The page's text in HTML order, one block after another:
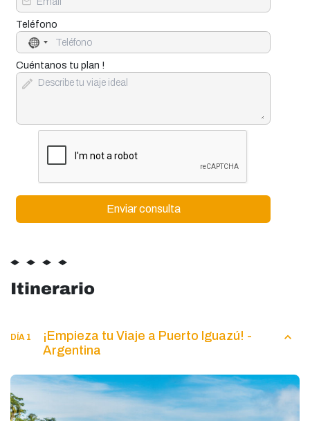
Teléfono
No
country
selected
Cuéntanos tu plan !
Itinerario
DÍA 1
¡Empieza tu Viaje a Puerto Iguazú! -
Argentina